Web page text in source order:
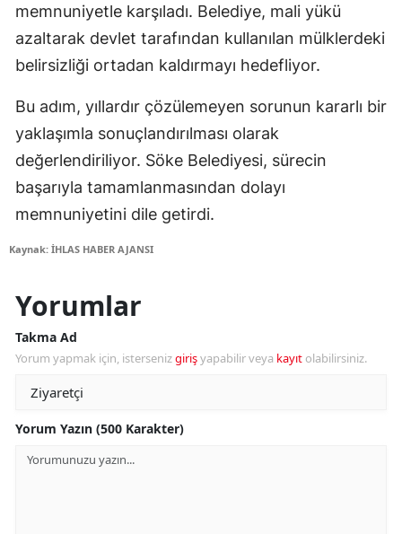
memnuniyetle karşıladı. Belediye, mali yükü
azaltarak devlet tarafından kullanılan mülklerdeki
belirsizliği ortadan kaldırmayı hedefliyor.
Bu adım, yıllardır çözülemeyen sorunun kararlı bir
yaklaşımla sonuçlandırılması olarak
değerlendiriliyor. Söke Belediyesi, sürecin
başarıyla tamamlanmasından dolayı
memnuniyetini dile getirdi.
Kaynak: İHLAS HABER AJANSI
Yorumlar
Takma Ad
Yorum yapmak için, istersenizgirişyapabilir veya kayıt olabilirsiniz.
Yorum Yazın (500 Karakter)